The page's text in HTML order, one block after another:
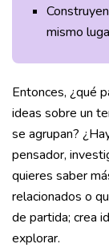
mismo
Entonces, ¿qué
ideas sobre un
se agrupan?
pensador,
quieres saber
relacionados o
de partida; crea
explorar.